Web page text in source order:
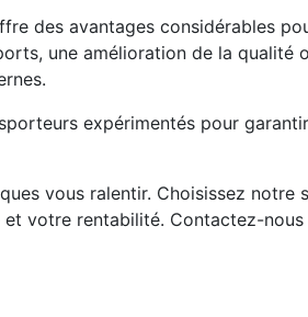
des avantages considérables
une amélioration de la qualité
expérimentés pour
vous ralentir. Choisissez
votre rentabilité. Contactez-